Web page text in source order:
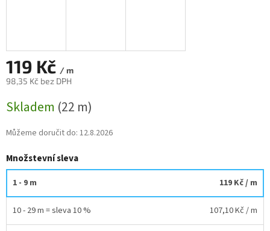
119 Kč / m
98,35 Kč bez DPH
cena:
Skladem (22 m)
Můžeme doručit do: 12.8.2026
Množstevní sleva
1 - 9 m 119 Kč/ m
10 - 29 m = sleva 10 % 107,10 Kč / m